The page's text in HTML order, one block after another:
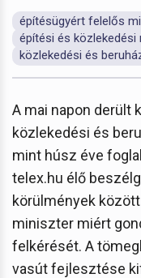
építésügyért felelős
építési és közlekedési
közlekedési és
A mai napon derült
közlekedési és
mint húsz éve
telex.hu élő
körülmények
miniszter miért
felkérését. A
vasút fejlesztése